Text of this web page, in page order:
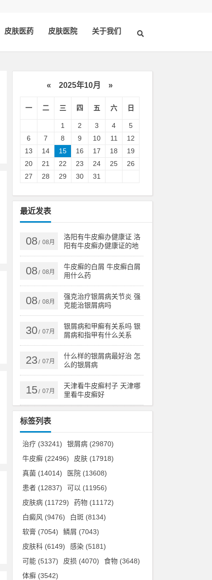
皮肤医药 皮肤医院 关于我们
« 2025年10月 »
一 二 三 四 五 六 日
1 2 3 4
5
6
7 8 9 10 11
12
13
14 15 16 17 18
19
20
21 22 23 24 25
26
27
28 29 30 31
最近发表
08/ 08月
洛阳有牛皮癣办健康证 洛
阳有牛皮癣办健康证的地
方吗
08/ 08月
牛皮癣的白屑 牛皮癣白屑
用什么药
08/ 08月
强克治疗银屑病关节炎 强
克能治银屑病吗
30/ 07月
银屑病和甲癣有关系吗 银
屑病和指甲有什么关系
23/ 07月
什么样的银屑病最好治 怎
么的银屑病
15/ 07月
天津看牛皮癣村子 天津哪
里看牛皮癣好
标签列表
治疗 (33241) 银屑病 (29870)
牛皮癣 (22496) 皮肤 (17918)
真菌 (14014) 医院 (13608)
患者 (12837) 可以 (11956)
皮肤病 (11729) 药物 (11172)
白癜风 (9476) 白斑 (8134)
软膏 (7054) 鳞屑 (7043)
皮肤科 (6149) 感染 (5181)
可能 (5137) 皮损 (4070) 食物 (3648)
体癣 (3542)